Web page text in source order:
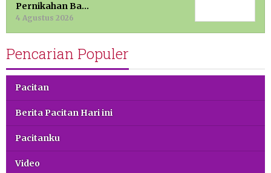
Pernikahan Ba…
4 Agustus 2026
Pencarian Populer
Pacitan
Berita Pacitan Hari ini
Pacitanku
Video